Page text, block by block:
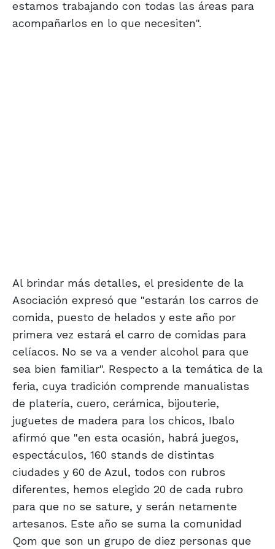
estamos trabajando con todas las áreas para
acompañarlos en lo que necesiten".
Al brindar más detalles, el presidente de la
Asociación expresó que "estarán los carros de
comida, puesto de helados y este año por
primera vez estará el carro de comidas para
celíacos. No se va a vender alcohol para que
sea bien familiar". Respecto a la temática de la
feria, cuya tradición comprende manualistas
de platería, cuero, cerámica, bijouterie,
juguetes de madera para los chicos, Ibalo
afirmó que "en esta ocasión, habrá juegos,
espectáculos, 160 stands de distintas
ciudades y 60 de Azul, todos con rubros
diferentes, hemos elegido 20 de cada rubro
para que no se sature, y serán netamente
artesanos. Este año se suma la comunidad
Qom que son un grupo de diez personas que